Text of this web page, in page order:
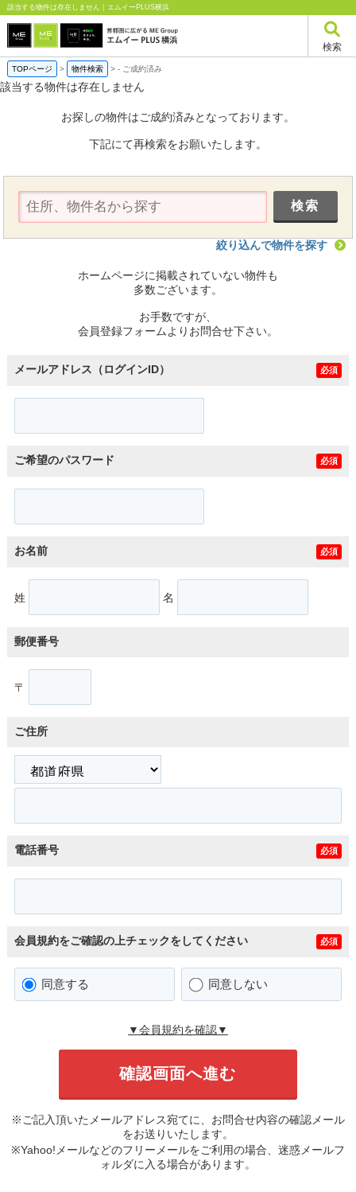
該当する物件は存在しません｜エムイーPLUS横浜
検索
TOPページ > 物件検索 >- ご成約済み
該当する物件は存在しません
お探しの物件はご成約済みとなっております。
下記にて再検索をお願いたします。
絞り込んで物件を探す
ホームページに掲載されていない物件も
多数ございます。
お手数ですが、
会員登録フォームよりお問合せ下さい。
メールアドレス（ログインID） 必須
ご希望のパスワード 必須
お名前 必須
姓 名
郵便番号
〒
ご住所
電話番号 必須
会員規約をご確認の上チェックをしてください 必須
同意する 同意しない
▼会員規約を確認▼
※ご記入頂いたメールアドレス宛てに、お問合せ内容の確認メール
をお送りいたします。
※Yahoo!メールなどのフリーメールをご利用の場合、迷惑メールフ
ォルダに入る場合があります。